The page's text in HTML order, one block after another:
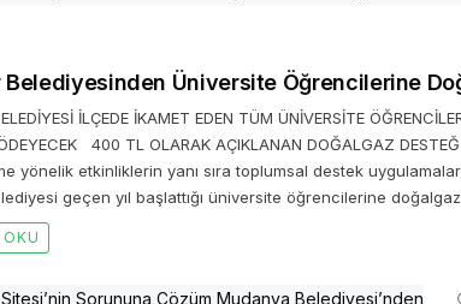
Belediyesinden Üniversite Öğrencilerine
İLÇEDE İKAMET EDEN TÜM ÜNİVERSİTE
400 TL OLARAK AÇIKLANAN DOĞALGAZ
yönelik etkinliklerin yanı sıra toplumsal destek
geçen yıl başlattığı üniversite öğrencilerine
OKU